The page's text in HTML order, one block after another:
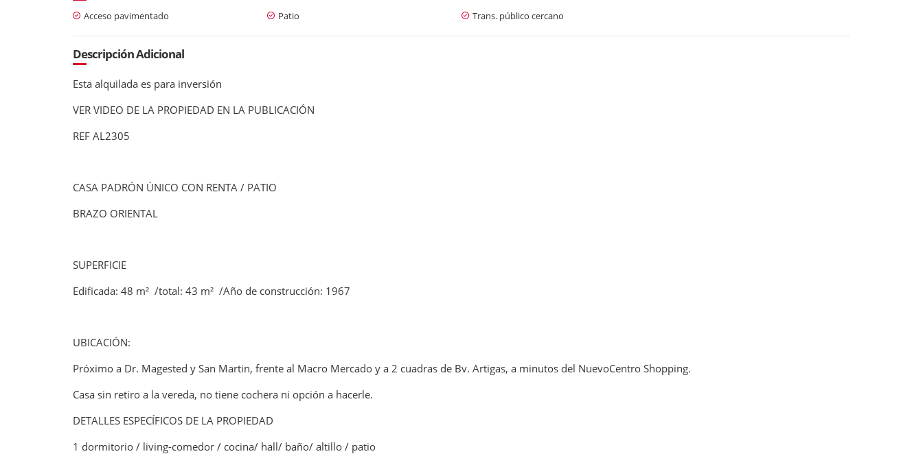
Acceso pavimentado Patio Trans. público cercano
Descripción Adicional
Esta alquilada es para inversión
VER VIDEO DE LA PROPIEDAD EN LA PUBLICACIÓN
REF AL2305
CASA PADRÓN ÚNICO CON RENTA / PATIO
BRAZO ORIENTAL
SUPERFICIE
Edificada: 48 m² /total: 43 m² /Año de construcción: 1967
UBICACIÓN:
Próximo a Dr. Magested y San Martin, frente al Macro Mercado y a 2 cuadras de Bv. Artigas, a minutos del NuevoCentro Shopping.
Casa sin retiro a la vereda, no tiene cochera ni opción a hacerle.
DETALLES ESPECÍFICOS DE LA PROPIEDAD
1 dormitorio / living-comedor / cocina/ hall/ baño/ altillo / patio